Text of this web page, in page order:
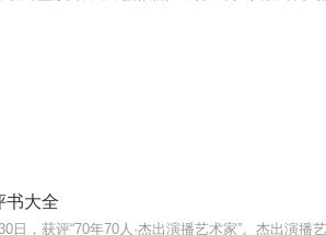
书大全